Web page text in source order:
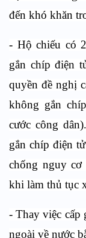
đến khó khăn
- Hộ chiếu có
gắn chíp điện
quyền đề nghị
không gắn
cước công
gắn chíp điện
chống nguy cơ
khi làm thủ tục
- Thay việc cấp
ngoài về nước